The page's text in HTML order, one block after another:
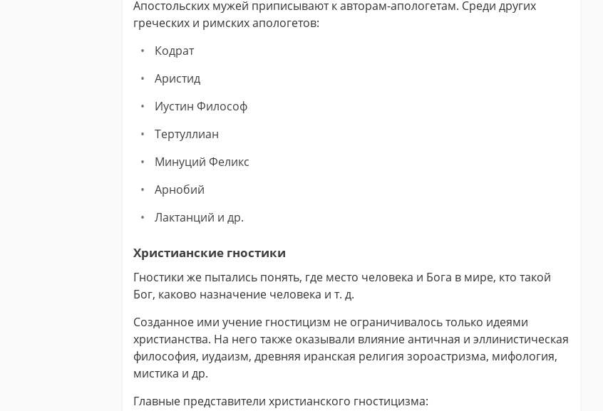
Апостольских мужей приписывают к авторам-апологетам. Среди других
греческих и римских апологетов:
Код­рат
Ари­стид
Иустин Философ
Тер­тул­ли­ан
Ми­ну­ций Фе­ликс
Ар­но­бий
Лак­тан­ций и др.
Христианские гностики
Гностики же пытались понять, где место человека и Бога в мире, кто такой
Бог, каково назначение человека и т. д.
Созданное ими учение гностицизм не ограничивалось только идеями
христианства. На него также оказывали влияние античная и эллинистическая
философия, иудаизм, древняя иранская религия зороастризма, мифология,
мистика и др.
Главные представители христианского гностицизма: